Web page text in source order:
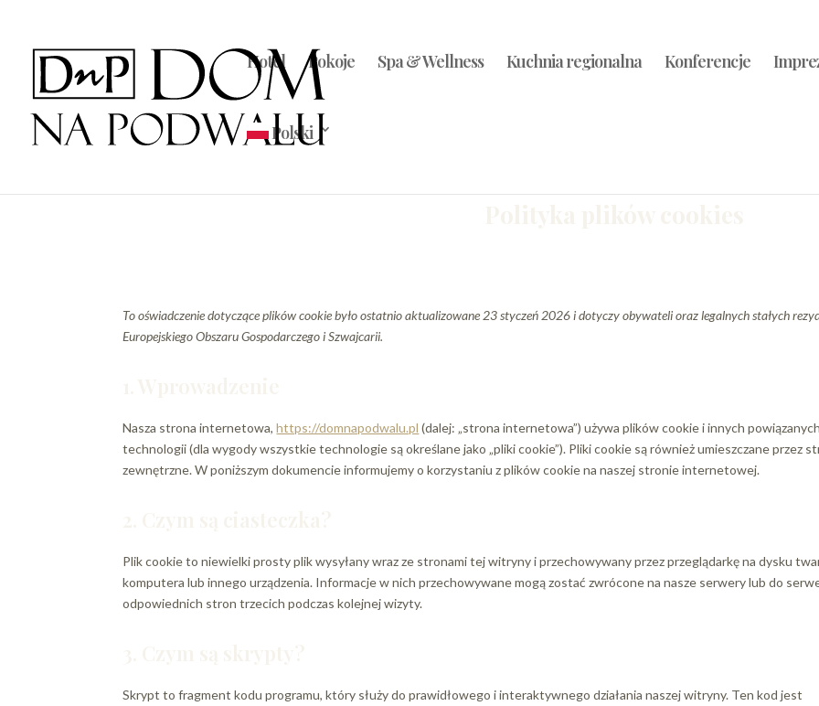
Hotel Pokoje Spa & Wellness Kuchnia regionalna Konferencje
Polski
To oświadczenie dotyczące plików cookie było ostatnio aktualizowane 23 styczeń 2026 i dotyczy obywateli oraz legalnych stałych
Europejskiego Obszaru Gospodarczego i Szwajcarii.
Nasza strona internetowa,https://domnapodwalu.pl (dalej: „strona internetowa”) używa plików cookie i innych powiązanych
technologii (dla wygody wszystkie technologie są określane jako „pliki cookie”). Pliki cookie są również umieszczane przez
zewnętrzne. W poniższym dokumencie informujemy o korzystaniu z plików cookie na naszej stronie internetowej.
Plik cookie to niewielki prosty plik wysyłany wraz ze stronami tej witryny i przechowywany przez przeglądarkę na dysku
komputera lub innego urządzenia. Informacje w nich przechowywane mogą zostać zwrócone na nasze serwery lub do
odpowiednich stron trzecich podczas kolejnej wizyty.
Skrypt to fragment kodu programu, który służy do prawidłowego i interaktywnego działania naszej witryny. Ten kod jest